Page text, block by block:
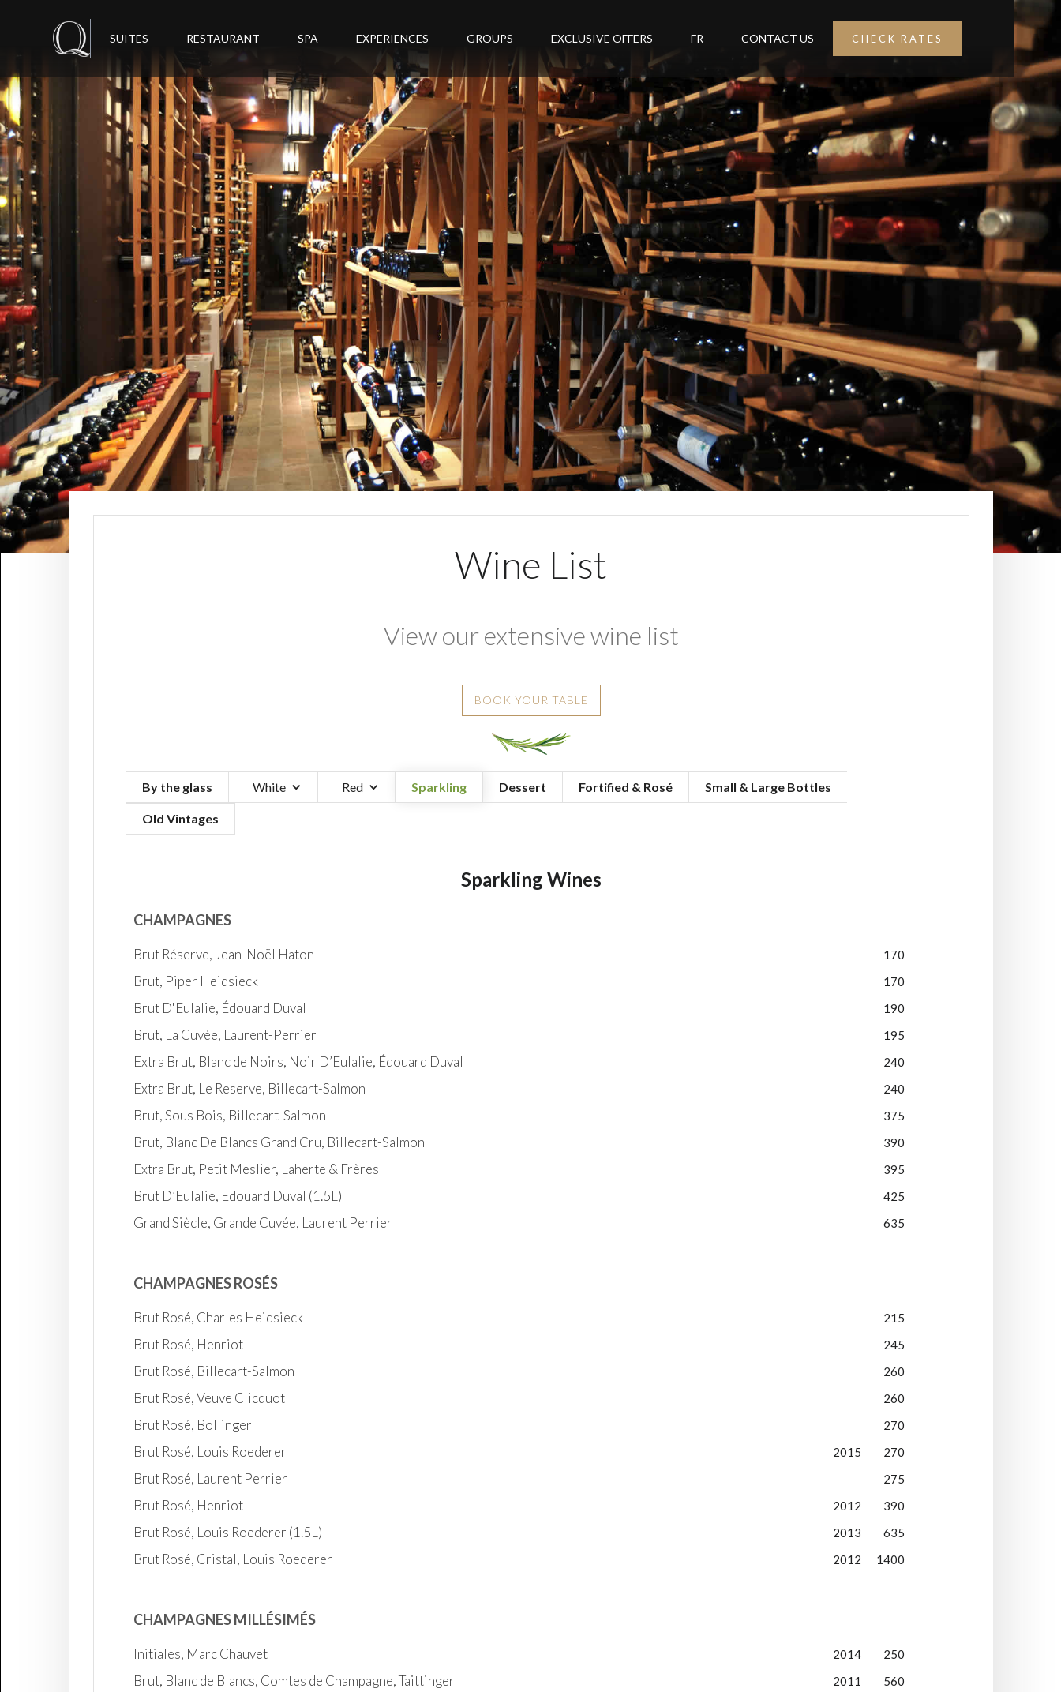
SUITES RESTAURANT SPA EXPERIENCES GROUPS EXCLUSIVE OFFERS FR CONTACT US CHECK RATES
Wine List
View our extensive wine list
BOOK YOUR TABLE
By the glass White Red Sparkling Dessert Fortified & Rosé Small & Large Bottles
Old Vintages
Sparkling Wines
CHAMPAGNES
Brut Réserve, Jean-Noël Haton 170
Brut, Piper Heidsieck 170
Brut D'Eulalie, Édouard Duval 190
Brut, La Cuvée, Laurent-Perrier 195
Extra Brut, Blanc de Noirs, Noir D’Eulalie, Édouard Duval 240
Extra Brut, Le Reserve, Billecart-Salmon 240
Brut, Sous Bois, Billecart-Salmon 375
Brut, Blanc De Blancs Grand Cru, Billecart-Salmon 390
Extra Brut, Petit Meslier, Laherte & Frères 395
Brut D’Eulalie, Edouard Duval (1.5L) 425
Grand Siècle, Grande Cuvée, Laurent Perrier 635
CHAMPAGNES ROSÉS
Brut Rosé, Charles Heidsieck 215
Brut Rosé, Henriot 245
Brut Rosé, Billecart-Salmon 260
Brut Rosé, Veuve Clicquot 260
Brut Rosé, Bollinger 270
Brut Rosé, Louis Roederer 2015 270
Brut Rosé, Laurent Perrier 275
Brut Rosé, Henriot 2012 390
Brut Rosé, Louis Roederer (1.5L) 2013 635
Brut Rosé, Cristal, Louis Roederer 2012 1400
CHAMPAGNES MILLÉSIMÉS
Initiales, Marc Chauvet 2014 250
Brut, Blanc de Blancs, Comtes de Champagne, Taittinger 2011 560